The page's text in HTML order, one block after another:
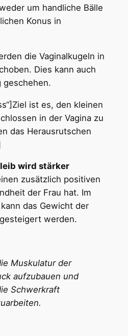
um handliche Bälle
Konus in
die Vaginalkugeln in
Dies kann auch
geschehen.
ist es, den kleinen
in der Vagina zu
das Herausrutschen
wird stärker
zusätzlich positiven
der Frau hat. Im
das Gewicht der
werden.
Muskulatur der
aufzubauen und
Schwerkraft